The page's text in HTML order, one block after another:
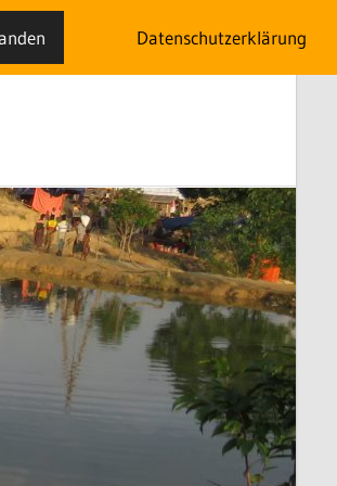
Datenschutzerklärung